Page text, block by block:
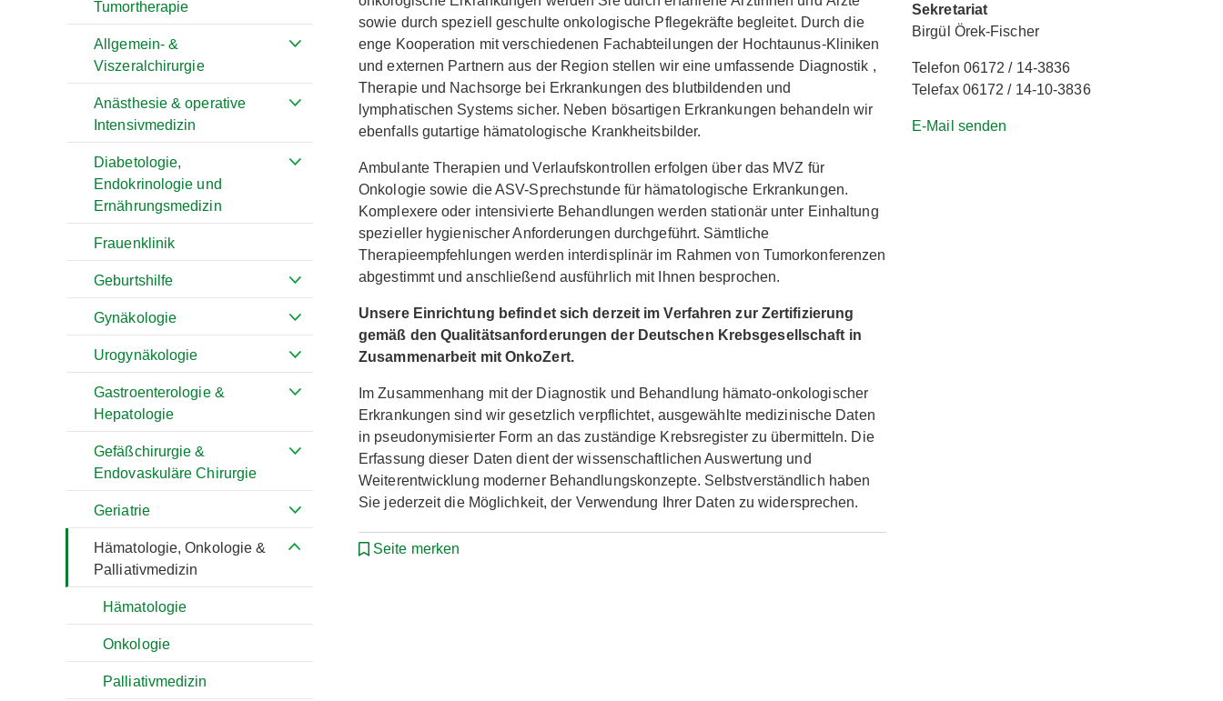
Tumortherapie
Allgemein- &
Viszeralchirurgie
Anästhesie & operative
Intensivmedizin
Diabetologie,
Endokrinologie und
Ernährungsmedizin
Frauenklinik
Geburtshilfe
Gynäkologie
Urogynäkologie
Gastroenterologie &
Hepatologie
Gefäßchirurgie &
Endovaskuläre Chirurgie
Geriatrie
Hämatologie, Onkologie &
Palliativmedizin
Hämatologie
Onkologie
Palliativmedizin
sowie durch speziell geschulte onkologische Pflegekräfte begleitet. Durch die
enge Kooperation mit verschiedenen Fachabteilungen der Hochtaunus-Kliniken
und externen Partnern aus der Region stellen wir eine umfassende Diagnostik ,
Therapie und Nachsorge bei Erkrankungen des blutbildenden und
lymphatischen Systems sicher. Neben bösartigen Erkrankungen behandeln wir
ebenfalls gutartige hämatologische Krankheitsbilder.
Ambulante Therapien und Verlaufskontrollen erfolgen über das MVZ für
Onkologie sowie die ASV-Sprechstunde für hämatologische Erkrankungen.
Komplexere oder intensivierte Behandlungen werden stationär unter Einhaltung
spezieller hygienischer Anforderungen durchgeführt. Sämtliche
Therapieempfehlungen werden interdisplinär im Rahmen von Tumorkonferenzen
abgestimmt und anschließend ausführlich mit Ihnen besprochen.
Unsere Einrichtung befindet sich derzeit im Verfahren zur Zertifizierung
gemäß den Qualitätsanforderungen der Deutschen Krebsgesellschaft in
Zusammenarbeit mit OnkoZert.
Im Zusammenhang mit der Diagnostik und Behandlung hämato-onkologischer
Erkrankungen sind wir gesetzlich verpflichtet, ausgewählte medizinische Daten
in pseudonymisierter Form an das zuständige Krebsregister zu übermitteln. Die
Erfassung dieser Daten dient der wissenschaftlichen Auswertung und
Weiterentwicklung moderner Behandlungskonzepte. Selbstverständlich haben
Sie jederzeit die Möglichkeit, der Verwendung Ihrer Daten zu widersprechen.
Seite merken
Sekretariat
Birgül Örek-Fischer
Telefon 06172 / 14-3836
Telefax 06172 / 14-10-3836
E-Mail senden